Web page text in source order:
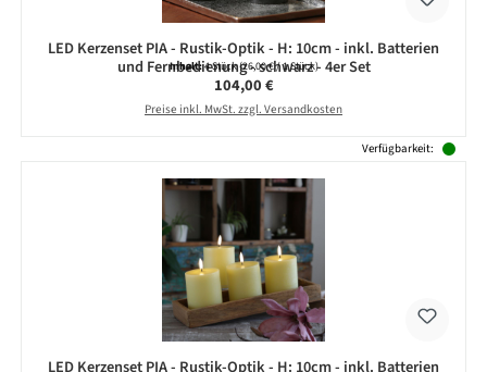
LED Kerzenset PIA - Rustik-Optik - H: 10cm - inkl. Batterien
und Fernbedienung - schwarz - 4er Set
Inhalt:4 Stück(26,00 € / 1 Stück)
Regulärer Preis:
104,00 €
Preise inkl. MwSt. zzgl. Versandkosten
Verfügbarkeit:
LED Kerzenset PIA - Rustik-Optik - H: 10cm - inkl. Batterien